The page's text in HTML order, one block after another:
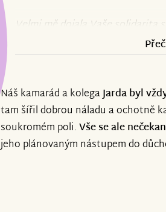
Velmi mě dojala Vaše solidarita
jste projevili ve svých
S pozdravem Jaroslav Mazura“
---
„Dear known and unknown
Náš kamarád a kolegaJarda byl
tam šířil dobrou náladu a ochotně
soukromém poli.Vše se ale
jeho plánovaným nástupem do